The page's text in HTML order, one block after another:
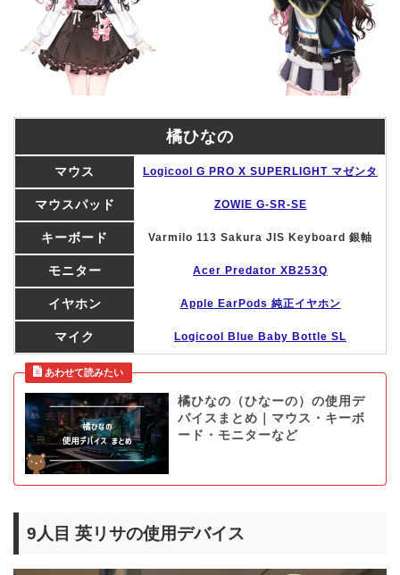
橘ひなの
マウス Logicool G PRO X SUPERLIGHT マゼンタ
マウスパッド ZOWIE G-SR-SE
キーボード Varmilo 113 Sakura JIS Keyboard 銀軸
モニター Acer Predator XB253Q
イヤホン Apple EarPods 純正イヤホン
マイク Logicool Blue Baby Bottle SL
橘ひなの（ひなーの）の使用デ
バイスまとめ｜マウス・キーボ
ード・モニターなど
9人目 英リサの使用デバイス